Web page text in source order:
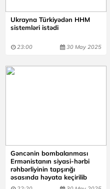
Ukrayna Türkiyədən HHM
sistemləri istədi
23:00 30 May 2025
Gəncənin bombalanması
Ermənistanın siyasi-hərbi
rəhbərliyinin tapşırığı
əsasında həyata keçirilib